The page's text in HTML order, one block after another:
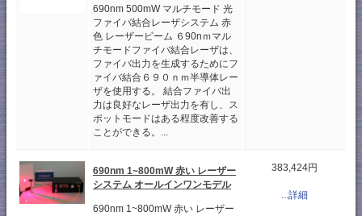
690nm 500mW マルチモード 光
ファイバ結合レーザシステム 赤
色 レーザービーム ６90nｍマル
チモードファイバ結合レーザは、
ファイバ出力を生成するためにフ
ァイバ結合６９０ｎｍ半導体レー
ザを使用する。 結合ファイバ出
力は良好なレーザ出力を有し、ス
ポットモードはある程度改善する
ことができる。...
690nm 1~800mW 赤い レーザー
システム オールインワンモデル
690nm 1~800mW 赤い レーザー
383,424円
...詳細